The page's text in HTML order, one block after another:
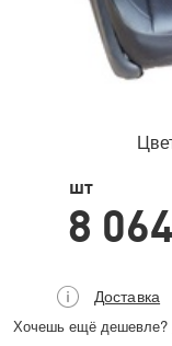
шт
8 064
Доставка
Хочешь ещё дешевле?